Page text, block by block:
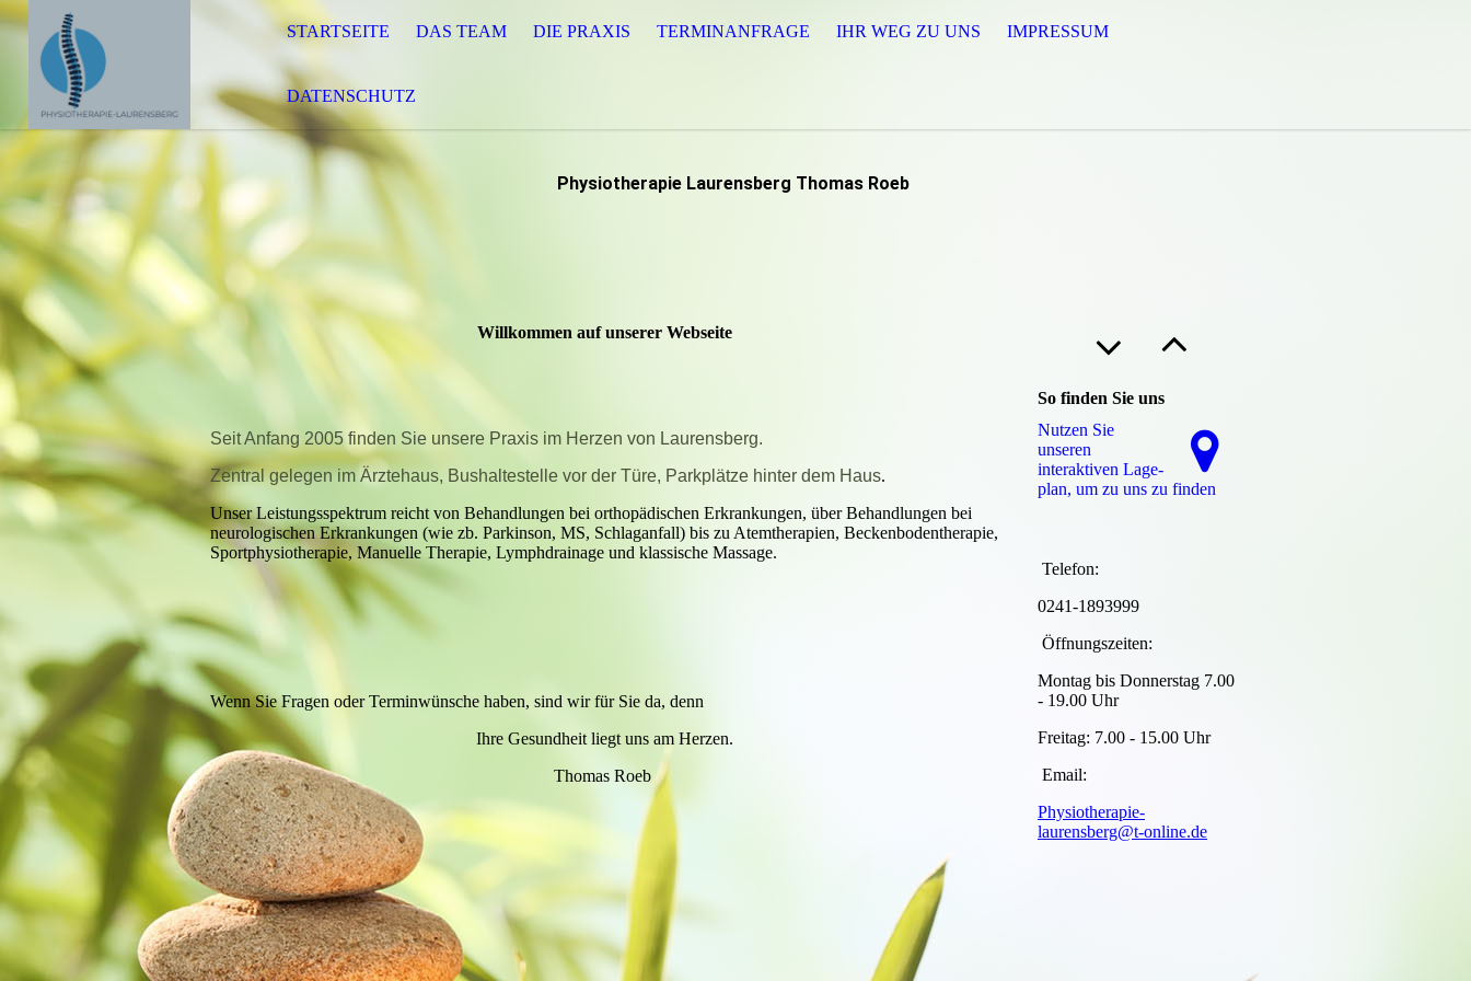
STARTSEITE DAS TEAM DIE PRAXIS TERMINANFRAGE IHR WEG ZU UNS IMPRESSUM
DATENSCHUTZ
Physiotherapie Laurensberg Thomas Roeb
Willkommen auf unserer Webseite
Seit Anfang 2005 finden Sie unsere Praxis im Herzen von Laurensberg.
Zentral gelegen im Ärztehaus, Bushaltestelle vor der Türe, Parkplätze hinter dem Haus.
Unser Leistungsspektrum reicht von Behandlungen bei orthopädischen Erkrankungen, über Behandlungen bei
neurologischen Erkrankungen (wie zb. Parkinson, MS, Schlaganfall) bis zu Atemtherapien, Beckenbodentherapie,
Sportphysiotherapie, Manuelle Therapie, Lymphdrainage und klassische Massage.
Wenn Sie Fragen oder Terminwünsche haben, sind wir für Sie da, denn
Ihre Gesundheit liegt uns am Herzen.
Thomas Roeb
So finden Sie uns
Nutzen Sie
unseren
interaktiven La­ge­
plan, um zu uns zu finden
Telefon:
0241-1893999
Öffnungszeiten:
Montag bis Donnerstag 7.00
- 19.00 Uhr
Freitag: 7.00 - 15.00 Uhr
Email:
Physiotherapie-
laurensberg@t-online.de